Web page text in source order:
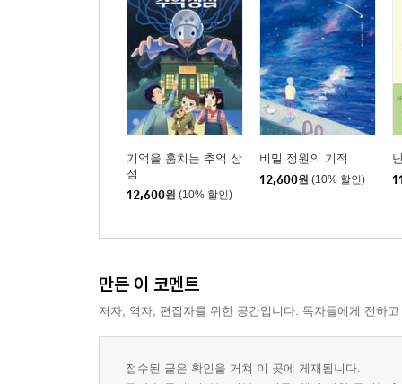
기억을 훔치는 추억 상
점
12,600원 (10% 할인)
비밀 정원의 기적
12,600원 (10% 할인)
만든 이 코멘트
저자, 역자, 편집자를 위한 공간입니다. 독자들에게 전하
접수된 글은 확인을 거쳐 이 곳에 게재됩니다.